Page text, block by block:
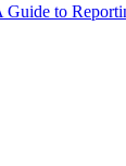
Guide to